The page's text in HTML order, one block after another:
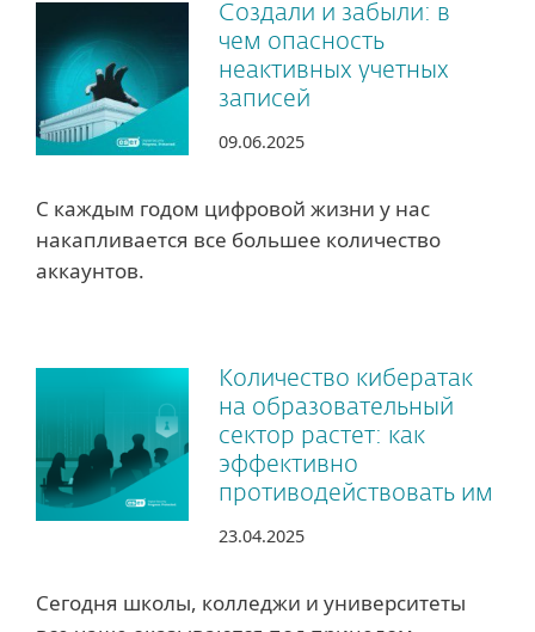
Создали и забыли: в
чем опасность
неактивных учетных
записей
09.06.2025
С каждым годом цифровой жизни у нас
накапливается все большее количество
аккаунтов.
Количество кибератак
на образовательный
сектор растет: как
эффективно
противодействовать им
23.04.2025
Сегодня школы, колледжи и университеты